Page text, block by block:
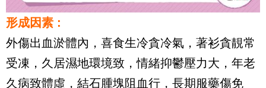
形成因素 :
外傷出血淤體內，喜食生冷貪冷氣，著衫貪靚常
受凍，久居濕地環境致，情緒抑鬱壓力大，年老
久病致體虛，結石腫塊阻血行，長期服藥傷免